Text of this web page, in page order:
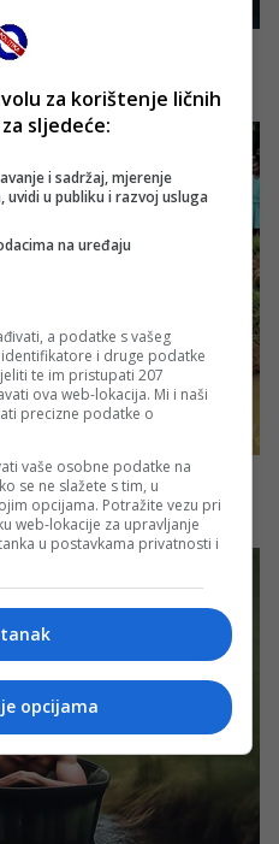
za korištenje ličnih
sljedeće:
i sadržaj, mjerenje
uvidi u publiku i razvoj usluga
na uređaju
a podatke s vašeg
i druge podatke
te im pristupati 207
ova web-lokacija. Mi i naši
precizne podatke o
vaše osobne podatke na
se ne slažete s tim, u
opcijama. Potražite vezu pri
web-lokacije za upravljanje
u postavkama privatnosti i
opcijama